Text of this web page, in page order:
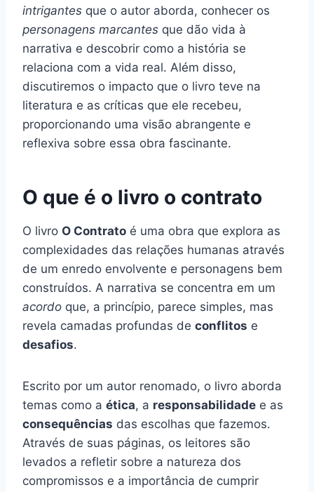
intrigantes que o autor aborda, conhecer os
personagens marcantes que dão vida à
narrativa e descobrir como a história se
relaciona com a vida real. Além disso,
discutiremos o impacto que o livro teve na
literatura e as críticas que ele recebeu,
proporcionando uma visão abrangente e
reflexiva sobre essa obra fascinante.
O que é o livro o contrato
O livro O Contrato é uma obra que explora as
complexidades das relações humanas através
de um enredo envolvente e personagens bem
construídos. A narrativa se concentra em um
acordo que, a princípio, parece simples, mas
revela camadas profundas de conflitos e
desafios.
Escrito por um autor renomado, o livro aborda
temas como a ética, a responsabilidade e as
consequências das escolhas que fazemos.
Através de suas páginas, os leitores são
levados a refletir sobre a natureza dos
compromissos e a importância de cumprir